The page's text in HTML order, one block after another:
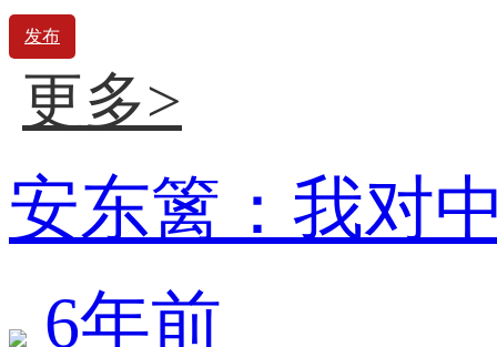
发布
更多>
安东篱：我对
6年前